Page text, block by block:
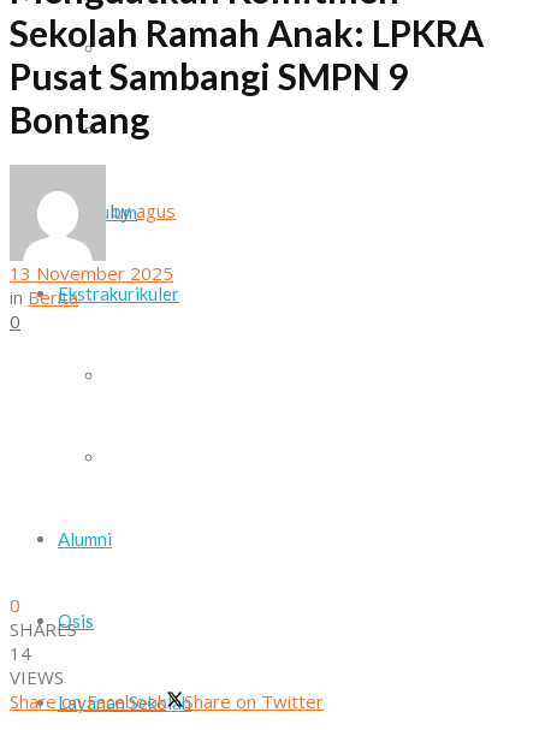
Daftar Guru dan Staf Sekolah
Sarana dan Prasarana
Kurikulum
Ekstrakurikuler
Alumni
Osis
Layanan Sekolah
Sekolah Ramah Anak: LPKRA
Pusat Sambangi SMPN 9
Bontang
by agus
13 November 2025
in Berita
0
0
SHARES
14
VIEWS
Share on Facebook
Share on Twitter